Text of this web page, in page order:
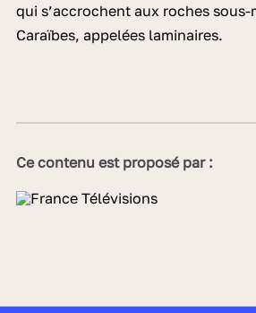
qui s’accrochent aux roches sous-
Caraïbes, appelées laminaires.
Ce contenu est proposé par :